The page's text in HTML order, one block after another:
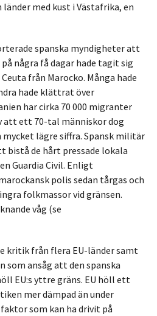
med kust i Västafrika, en
spanska myndigheter att
några få dagar hade tagit sig
Ceuta från Marocko. Många hade
hade klättrat över
har cirka 70 000 migranter
att ett 70-tal människor dog
mycket lägre siffra. Spansk militär
bistå de hårt pressade lokala
Guardia Civil. Enligt
polis sedan tårgas och
folkmassor vid gränsen.
våg (se
kritik från flera EU-länder samt
som ansåg att den spanska
EU:s yttre gräns. EU höll ett
mer dämpad än under
som kan ha drivit på